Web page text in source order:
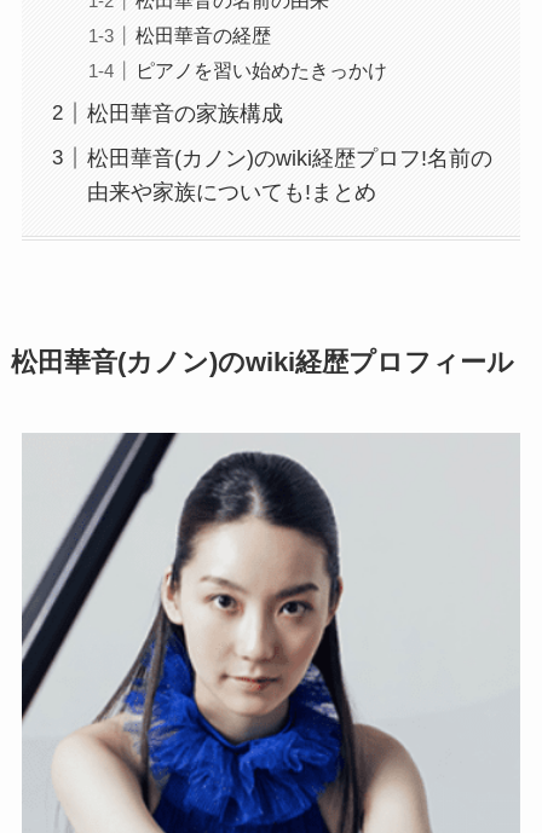
松田華音の経歴
ピアノを習い始めたきっかけ
松田華音の家族構成
松田華音(カノン)のwiki経歴プロフ!名前の
由来や家族についても!まとめ
松田華音(カノン)のwiki経歴プロフィール